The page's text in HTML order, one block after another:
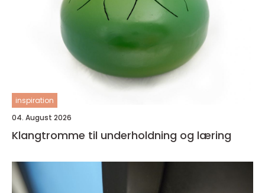
inspiration
04. August 2026
Klangtromme til underholdning og læring